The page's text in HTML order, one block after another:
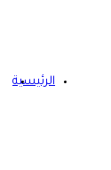
الرئيسية